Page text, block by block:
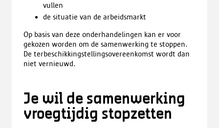
vullen
de situatie van de arbeidsmarkt
Op basis van deze onderhandelingen kan er voor
gekozen worden om de samenwerking te stoppen.
De terbeschikkingstellingsovereenkomst wordt dan
niet vernieuwd.
Je wil de samenwerking
vroegtijdig stopzetten